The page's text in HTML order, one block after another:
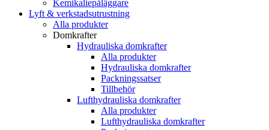
Kemikaliepåläggare
Lyft & verkstadsutrustning
Alla produkter
Domkrafter
Hydrauliska domkrafter
Alla produkter
Hydrauliska domkrafter
Packningssatser
Tillbehör
Lufthydrauliska domkrafter
Alla produkter
Lufthydrauliska domkrafter